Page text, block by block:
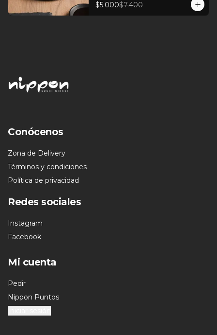
$5.000$7.400
Conócenos
Zona de Delivery
Términos y condiciones
Política de privacidad
Redes sociales
Instagram
Facebook
Mi cuenta
Pedir
Nippon Puntos